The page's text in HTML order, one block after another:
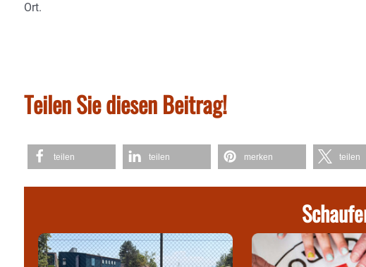
Ort.
Teilen Sie diesen Beitrag!
teilen teilen merken teilen